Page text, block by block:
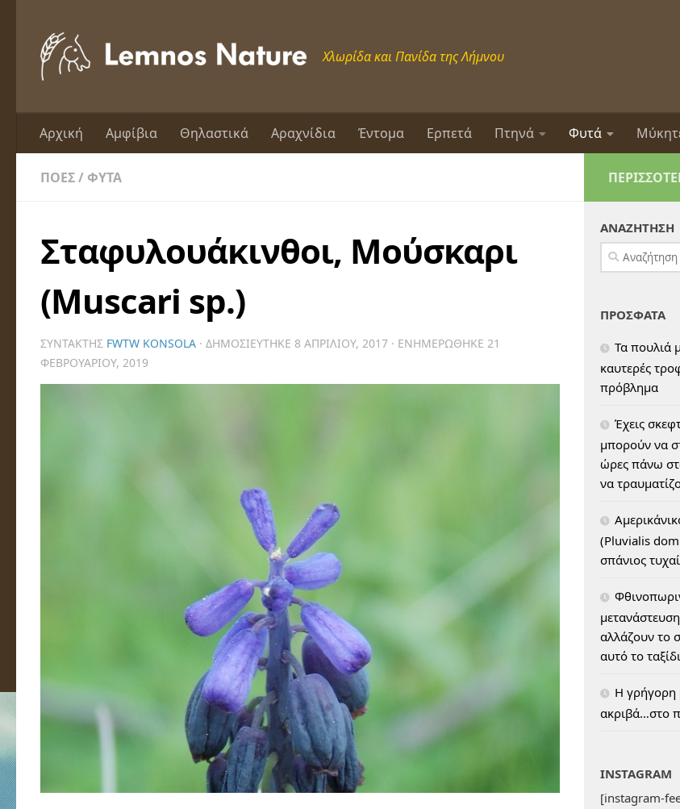
Χλωρίδα και Πανίδα της Λήμνου
Αρχική Αμφίβια Θηλαστικά Αραχνίδια Έντομα Ερπετά Πτηνά Φυτά
ΠΌΕΣ/ ΦΥΤΆ
Σταφυλουάκινθοι, Μούσκαρι
(Muscari sp.)
ΣΥΝΤΆΚΤΗΣ FWTW KONSOLA · ΔΗΜΟΣΙΕΎΤΗΚΕ 8 ΑΠΡΙΛΊΟΥ, 2017 · ΕΝΗΜΕΡΏΘΗΚΕ 21
ΦΕΒΡΟΥΑΡΊΟΥ, 2019
ΑΝΑΖΗΤΗΣΗ
Αναζήτηση
για:
ΠΡΟΣΦΑΤΑ
Τα πουλιά
καυτερές
πρόβλημα
Έχεις
μπορούν να
ώρες πάνω
να
(Pluvialis
σπάνιος
αλλάζουν το
αυτό το ταξίδι
H γρήγορη
ακριβά…στο
INSTAGRAM
[instagram-